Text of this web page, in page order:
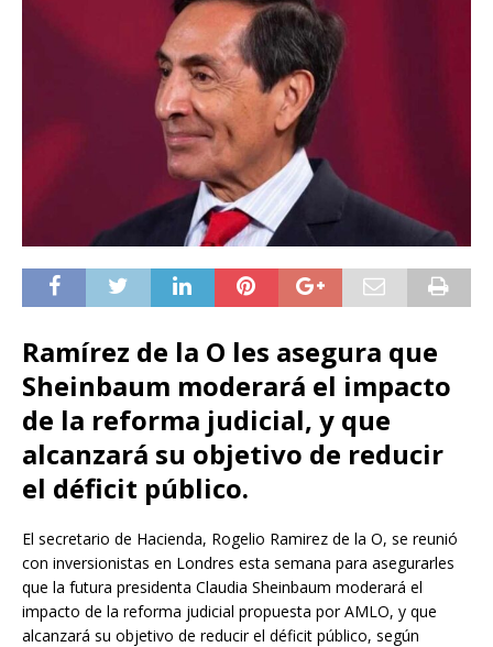
Ramírez de la O les asegura que
Sheinbaum moderará el impacto
de la reforma judicial, y que
alcanzará su objetivo de reducir
el déficit público.
El secretario de Hacienda, Rogelio Ramirez de la O, se reunió
con inversionistas en Londres esta semana para asegurarles
que la futura presidenta Claudia Sheinbaum moderará el
impacto de la reforma judicial propuesta por AMLO, y que
alcanzará su objetivo de reducir el déficit público, según